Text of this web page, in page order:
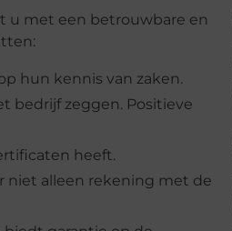
u met een betrouwbare en
hun kennis van zaken.
bedrijf zeggen. Positieve
heeft.
niet alleen rekening met de